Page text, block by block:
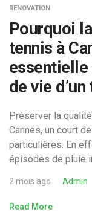
RENOVATION
Pourquoi
tennis à
essentielle
de vie
Préserver la
Cannes, un court
particulières. En
épisodes de pluie
2 mois ago Admin
Read More